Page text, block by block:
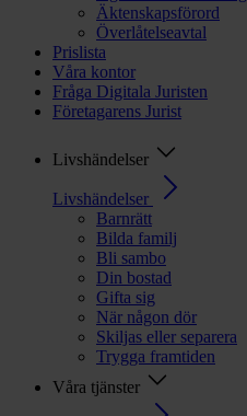
Äktenskapsförord
Överlåtelseavtal
Prislista
Våra kontor
Fråga Digitala Juristen
Företagarens Jurist
Livshändelser
Livshändelser
Barnrätt
Bilda familj
Bli sambo
Din bostad
Gifta sig
När någon dör
Skiljas eller separera
Trygga framtiden
Våra tjänster